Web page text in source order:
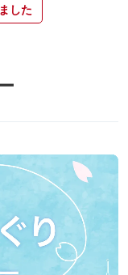
した